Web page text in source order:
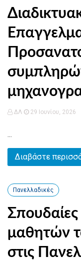
ΔΛ 29 Ιουνίου, 2026
...
Διαβάστε
Πανελλαδικές
Σπουδαίες
μαθητών
στις